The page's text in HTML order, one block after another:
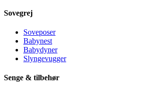
Sovegrej
Soveposer
Babynest
Babydyner
Slyngevugger
Senge & tilbehør